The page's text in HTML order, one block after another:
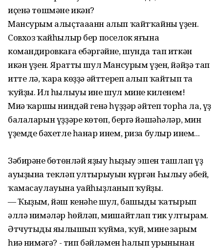
иҫенә төшмәне икән?
Мансурым алыҫтааанн алып ҡайтҡайны үҙен.
Совхоз ҡайһылыр бер поселок яғына
командировкаға ебәргәйне, шунда тап иткән
икән үҙен. Яратты шул Мансурым үҙен, йәйҙә тап
итте лә, ҡара көҙҙә әйттереп алып ҡайтып та
ҡуйҙы. Ил һылыуы ине шул минең киленем!
Миңә ҡаршы ниндәй генә һүҙҙәр әйтеп торһа ла, үҙ
балаларын үҙҙәре көтөп, бергә йәшәһәләр, мин
үҙемде бәхетле һанар инем, риза булыр инем...
Зәбирәнең бөтөнләй яҙыу һыҙыу эшен ташлап үҙ
ауыҙына текләп ултырыуын күргән Һылыу әбей,
ҡамасаулауына уңайһыҙланып ҡуйҙы.
— Ҡыҙым, йәш кенәһең шул, башыңды ҡатырып
әллә нимәләр һөйләп, мишайтлап тик ултырам.
Әтчутыңды яңылышып ҡуйма, ҡуй, минең зарым
һиңә нимәгә? - тип бәйләмен һалып урынынан